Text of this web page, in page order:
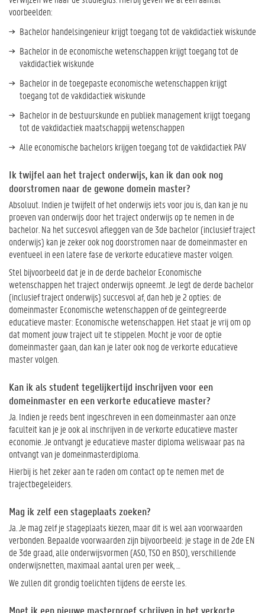
voorbeelden:
Bachelor handelsingenieur krijgt toegang tot de vakdidactiek wiskunde
Bachelor in de economische wetenschappen krijgt toegang tot de
vakdidactiek wiskunde
Bachelor in de toegepaste economische wetenschappen krijgt
toegang tot de vakdidactiek wiskunde
Bachelor in de bestuurskunde en publiek management krijgt toegang
tot de vakdidactiek maatschappij wetenschappen
Alle economische bachelors krijgen toegang tot de vakdidactiek PAV
Ik twijfel aan het traject onderwijs, kan ik dan ook nog
doorstromen naar de gewone domein master?
Absoluut. Indien je twijfelt of het onderwijs iets voor jou is, dan kan je nu
proeven van onderwijs door het traject onderwijs op te nemen in de
bachelor. Na het succesvol afleggen van de 3de bachelor (inclusief traject
onderwijs) kan je zeker ook nog doorstromen naar de domeinmaster en
eventueel in een latere fase de verkorte educatieve master volgen.
Stel bijvoorbeeld dat je in de derde bachelor Economische
wetenschappen het traject onderwijs opneemt. Je legt de derde bachelor
(inclusief traject onderwijs) succesvol af, dan heb je 2 opties: de
domeinmaster Economische wetenschappen of de geïntegreerde
educatieve master: Economische wetenschappen. Het staat je vrij om op
dat moment jouw traject uit te stippelen. Mocht je voor de optie
domeinmaster gaan, dan kan je later ook nog de verkorte educatieve
master volgen.
Kan ik als student tegelijkertijd inschrijven voor een
domeinmaster en een verkorte educatieve master?
Ja. Indien je reeds bent ingeschreven in een domeinmaster aan onze
faculteit kan je je ook al inschrijven in de verkorte educatieve master
economie. Je ontvangt je educatieve master diploma weliswaar pas na
ontvangt van je domeinmasterdiploma.
Hierbij is het zeker aan te raden om contact op te nemen met de
trajectbegeleiders.
Mag ik zelf een stageplaats zoeken?
Ja. Je mag zelf je stageplaats kiezen, maar dit is wel aan voorwaarden
verbonden. Bepaalde voorwaarden zijn bijvoorbeeld: je stage in de 2de EN
de 3de graad, alle onderwijsvormen (ASO, TSO en BSO), verschillende
onderwijsnetten, maximaal aantal uren per week, …
We zullen dit grondig toelichten tijdens de eerste les.
Moet ik een nieuwe masterproef schrijven in het verkorte